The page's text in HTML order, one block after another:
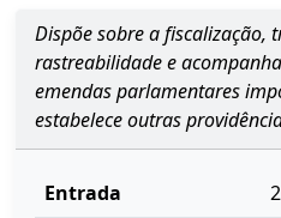
Dispõe sobre a fiscalização,
rastreabilidade e
emendas parlamentares
estabelece outras
Entrada